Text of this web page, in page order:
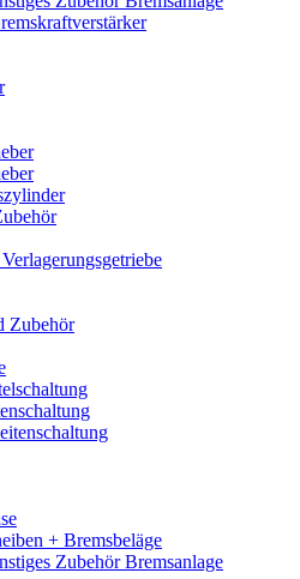
Zubehör
+ Bremsbeläge
Zubehör Bremsanlage